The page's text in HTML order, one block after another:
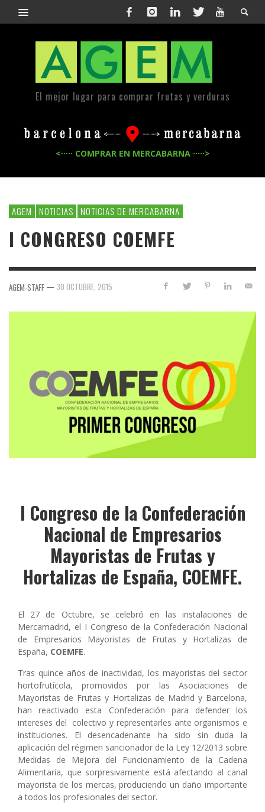
El mejor lugar para comprar frutas y verduras
<····· COMPRAR EN MERCABARNA ·····>
AGEM NOTICIAS NOTICIAS DE MERCABARNA
I CONGRESO COEMFE
AGEM-STAFF — 30 OCTUBRE, 2015
I Congreso de la Confederación
Nacional de Empresarios
Mayoristas de Frutas y
Hortalizas de España, COEMFE.
El 27 de Octubre, se celebró en las instalaciones de
Mercamadrid, el I Congreso de la Confederación Nacional
de Empresarios Mayoristas de Frutas y Hortalizas de
España, COEMFE.
Tras quince años de inactividad, los mayoristas del sector
hortofrutícola, promovidos por las Asociaciones de
Mayoristas de Frutas y Hortalizas de Madrid y Barcelona,
han reactivado esta Confederación para defender los
intereses del colectivo y representarles ante organismos e
instituciones. El desencadenante ha sido sin duda la
aplicación del régimen sancionador de la Ley 12/2013 sobre
Medidas de Mejora del Funcionamiento de la Cadena
Alimentaria, que sorpresivamente está afectando al canal
mayorista de los mercas, produciendo un daño importante
a todos los profesionales del sector.